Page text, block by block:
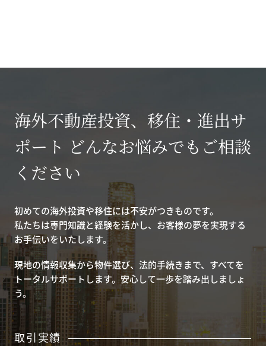
海外不動産投資、移住・進出サ
ポート どんなお悩みでもご相談
ください
初めての海外投資や移住には不安がつきものです。
私たちは専門知識と経験を活かし、お客様の夢を実現する
お手伝いをいたします。
現地の情報収集から物件選び、法的手続きまで、すべてを
トータルサポートします。安心して一歩を踏み出しましょ
う。
取引実績